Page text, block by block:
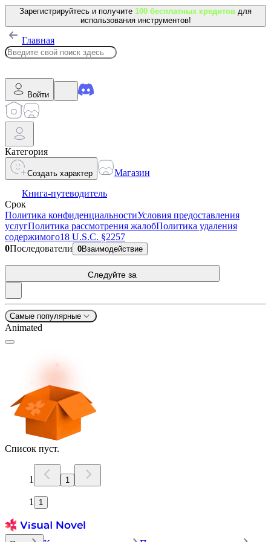
Зарегистрируйтесь и получите 100 бесплатных кредитов для
использования инструментов!
Главная
Войти
Категория
Создать характер
Магазин
Книга-путеводитель
Срок
Политика конфиденциальностиУсловия предоставления
услугПолитика рассмотрения жалобПолитика удаления
содержимого18 U.S.C. §2257
0Последователи 0Взаимодействие
Следуйте за
Самые популярные
Animated
Список пуст.
1 1
1 1